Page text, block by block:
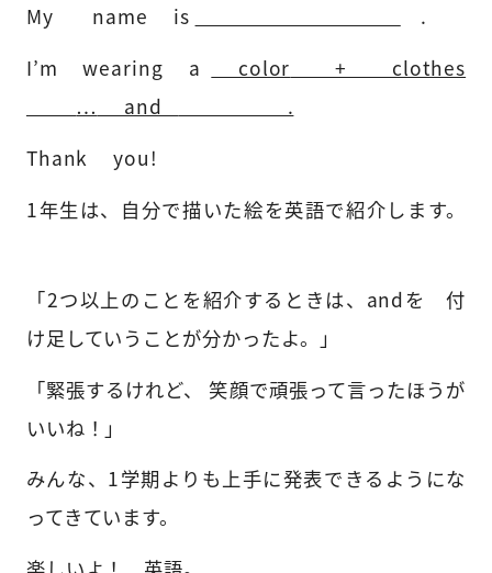
My name is
.
I’m wearing a color + clothes
… and
.
Thank
you!
1年生は、自分で描いた絵を英語で紹介します。
「2つ以上のことを紹介するときは、andを 付
け足していうことが分かったよ。」
「緊張するけれど、 笑顔で頑張って言ったほうが
いいね！」
みんな、1学期よりも上手に発表できるようにな
ってきています。